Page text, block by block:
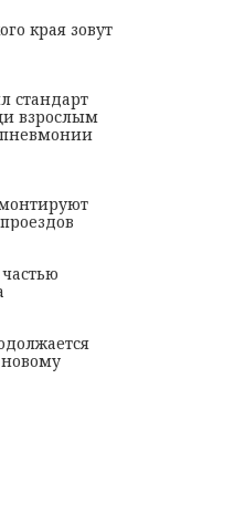
края зовут
стандарт
взрослым